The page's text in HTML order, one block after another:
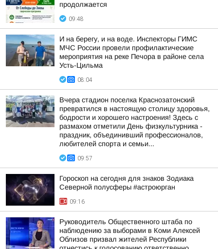
продолжается
09:48
И на берегу, и на воде. Инспекторы ГИМС
МЧС России провели профилактические
мероприятия на реке Печора в районе села
Усть-Цильма
08:04
Вчера стадион поселка Краснозатонский
превратился в настоящую столицу здоровья,
бодрости и хорошего настроения! Здесь с
размахом отметили День физкультурника -
праздник, объединивший профессионалов,
любителей спорта и семьи...
09:57
Гороскоп на сегодня для знаков Зодиака
Северной полусферы #астроюрган
09:16
Руководитель Общественного штаба по
наблюдению за выборами в Коми Алексей
Облизов призвал жителей Республики